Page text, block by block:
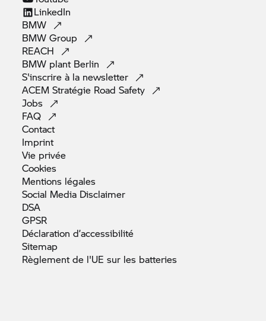
LinkedIn
BMW
BMWGroup
REACH
BMW plant Berlin
S'inscrire à la newsletter
ACEM Stratégie RoadSafety
Jobs
FAQ
Contact
Imprint
Vie privée
Cookies
Mentions légales
Social Media Disclaimer
DSA
GPSR
Déclarationd’accessibilité
Sitemap
Règlement de l'UE sur les batteries